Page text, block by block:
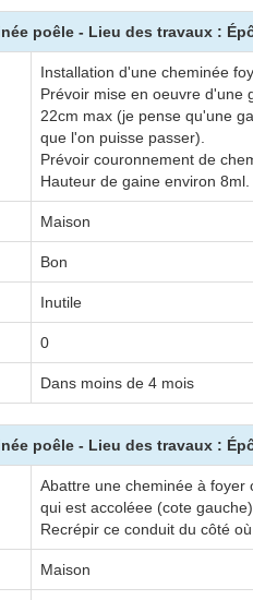
poêle - Lieu des travaux :
Installation d'une cheminée
Prévoir mise en oeuvre d'une
22cm max (je pense qu'une
que l'on puisse passer).
Prévoir couronnement de
Hauteur de gaine environ 8ml.
Maison
Bon
Inutile
0
Dans moins de 4 mois
poêle - Lieu des travaux :
Abattre une cheminée à
qui est accoléee (cote
Recrépir ce conduit du côté
Maison